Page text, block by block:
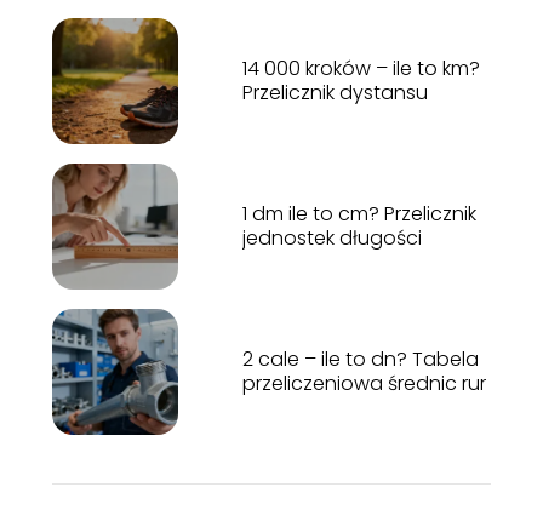
14 000 kroków – ile to km?
Przelicznik dystansu
1 dm ile to cm? Przelicznik
jednostek długości
2 cale – ile to dn? Tabela
przeliczeniowa średnic rur